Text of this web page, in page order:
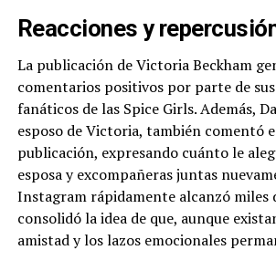
Reacciones y
La publicación de Victoria Beckham
comentarios positivos por parte de
fanáticos de las Spice Girls. Además,
esposo de Victoria, también comentó
publicación, expresando cuánto le
esposa y excompañeras juntas
Instagram rápidamente alcanzó miles
consolidó la idea de que, aunque
amistad y los lazos emocionales